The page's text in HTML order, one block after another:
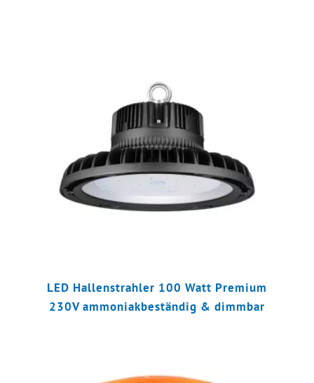
LED Hallenstrahler 100 Watt Premium
230V ammoniakbeständig & dimmbar